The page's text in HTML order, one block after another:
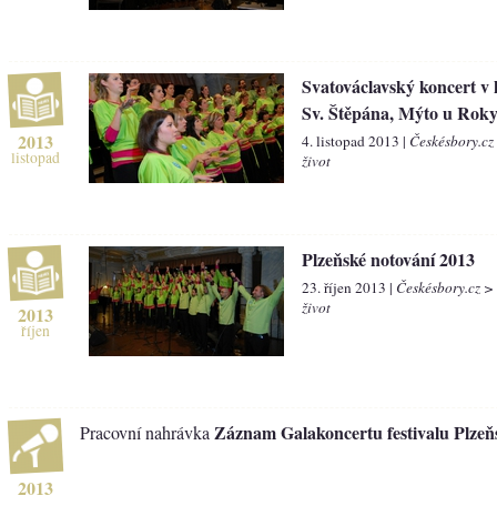
2013
listopad
Svatováclavský koncert v
Sv. Štěpána, Mýto u
4. listopad 2013 |
život
2013
říjen
Plzeňské notování 2013
23. říjen 2013 | Českésbory.cz
život
2013
Pracovní nahrávka Záznam Galakoncertu festivalu